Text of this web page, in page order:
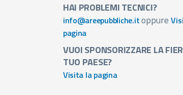
HAI PROBLEMI TECNICI?
info@areepubbliche.itoppure
pagina
VUOI SPONSORIZZARE LA
TUO PAESE?
Visita la pagina